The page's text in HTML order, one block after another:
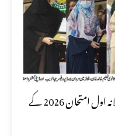
تعلیمی بورڈ مردان نے ایس ایس سی سالانہ اول امتحان 2026 کے